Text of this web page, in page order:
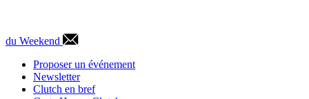
du Weekend
Proposer un événement
Newsletter
Clutch en bref